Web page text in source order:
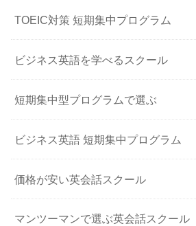
TOEIC対策 短期集中プログラム
ビジネス英語を学べるスクール
短期集中型プログラムで選ぶ
ビジネス英語 短期集中プログラム
価格が安い英会話スクール
マンツーマンで選ぶ英会話スクール